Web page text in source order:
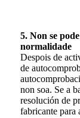
5. Non se
normalidade
Despois de
de
non soa. Se a
resolución de
fabricante para